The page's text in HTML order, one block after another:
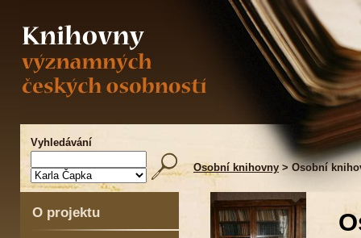
Vyhledávání
Osobní knihovny > Osobní
O projektu